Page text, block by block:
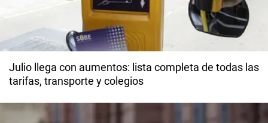
Julio llega con aumentos: lista completa de todas las
tarifas, transporte y colegios